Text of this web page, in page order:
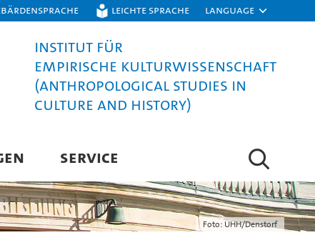
Leichte Sprache Language
Institut für
Empirische Kulturwissenschaft
(Anthropological Studies in
Culture and History)
SERVICE
Foto: UHH/Denstorf